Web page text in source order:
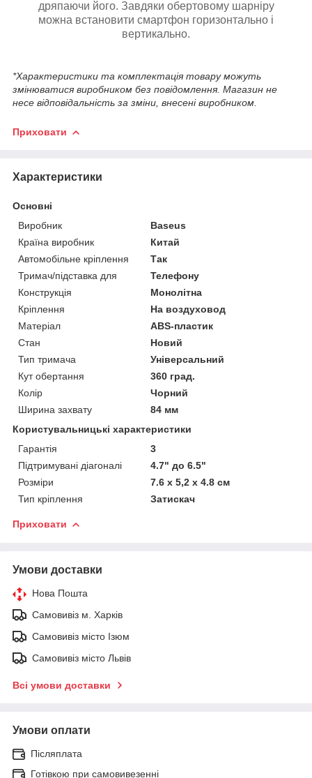
дряпаючи його. Завдяки обертовому шарніру
можна встановити смартфон горизонтально і
вертикально.
*Характеристики та комплектація товару можуть
змінюватися виробником без повідомлення. Магазин не
несе відповідальність за зміни, внесені виробником.
Приховати
Характеристики
Основні
Виробник
Baseus
Країна виробник
Китай
Автомобільне кріплення
Так
Тримач/підставка для
Телефону
Конструкція
Монолітна
Кріплення
На воздуховод
Матеріал
ABS-пластик
Стан
Новий
Тип тримача
Універсальний
Кут обертання
360 град.
Колір
Чорний
Ширина захвату
84 мм
Користувальницькі характеристики
Гарантія
3
Підтримувані діагоналі
4.7" до 6.5"
Розміри
7.6 x 5,2 x 4.8 см
Тип кріплення
Затискач
Приховати
Умови доставки
Нова Пошта
Самовивіз м. Харків
Самовивіз місто Ізюм
Самовивіз місто Львів
Всі умови доставки
Умови оплати
Післяплата
Готівкою при самовивезенні